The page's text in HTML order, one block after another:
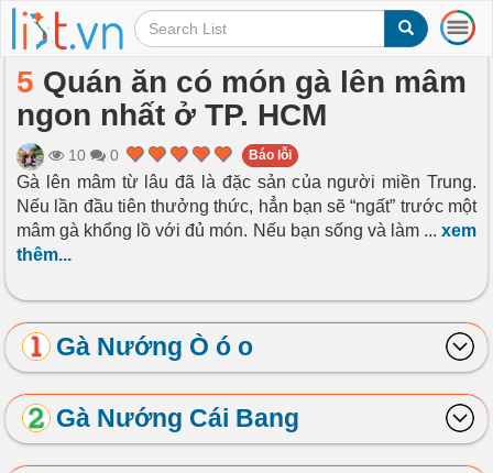
T
o
g
i
g
i
o
n
5 Quán ăn có món gà lên mâm
ngon nhất ở TP. HCM
10 0 Báo lỗi
Gà lên mâm từ lâu đã là đặc sản của người miền Trung.
Nếu lần đầu tiên thưởng thức, hẳn bạn sẽ “ngất” trước một
mâm gà khổng lồ với đủ món. Nếu bạn sống và làm ...xem
thêm...
Gà Nướng Ò ó o
Gà Nướng Cái Bang